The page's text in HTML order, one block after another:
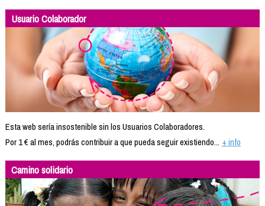
Usuario Colaborador
Esta web sería insostenible sin los Usuarios Colaboradores.
Por 1 € al mes, podrás contribuir a que pueda seguir existiendo... + info
Camino solidario